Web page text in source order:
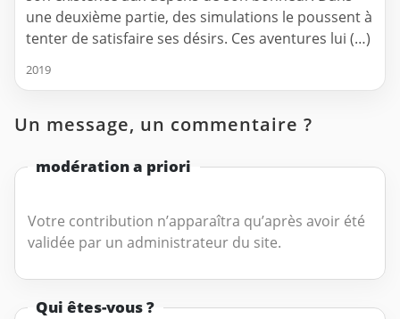
une deuxième partie, des simulations le poussent à
tenter de satisfaire ses désirs. Ces aventures lui (…)
2019
Un message, un commentaire ?
modération a priori
Votre contribution n’apparaîtra qu’après avoir été
validée par un administrateur du site.
Qui êtes-vous ?